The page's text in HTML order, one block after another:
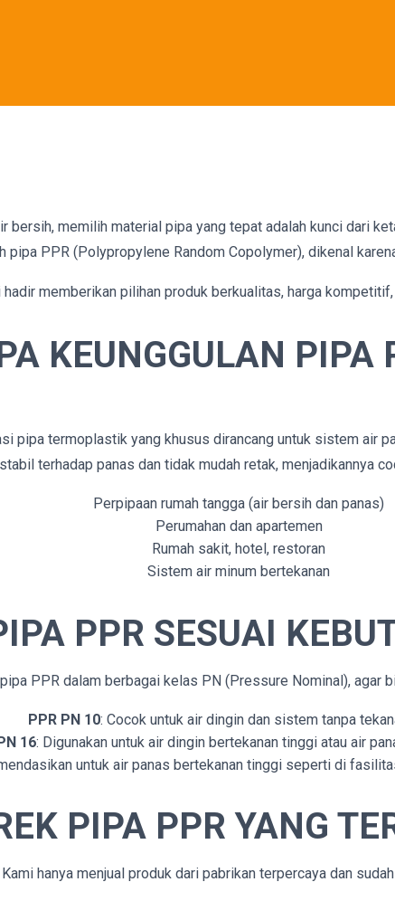
memilih material pipa yang tepat adalah kunci dari
pipa PPR (Polypropylene Random Copolymer), dikenal
memberikan pilihan produk berkualitas, harga
KEUNGGULAN PIPA
pipa termoplastik yang khusus dirancang untuk sistem air
terhadap panas dan tidak mudah retak, menjadikannya
Perpipaan rumah tangga (air bersih dan panas)
Perumahan dan apartemen
Rumah sakit, hotel, restoran
Sistem air minum bertekanan
PPR SESUAI
PPR dalam berbagai kelas PN (Pressure Nominal), agar
PPR PN 10: Cocok untuk air dingin dan sistem tanpa
16: Digunakan untuk air dingin bertekanan tinggi atau air
untuk air panas bertekanan tinggi seperti di
PIPA PPR YANG
hanya menjual produk dari pabrikan terpercaya dan